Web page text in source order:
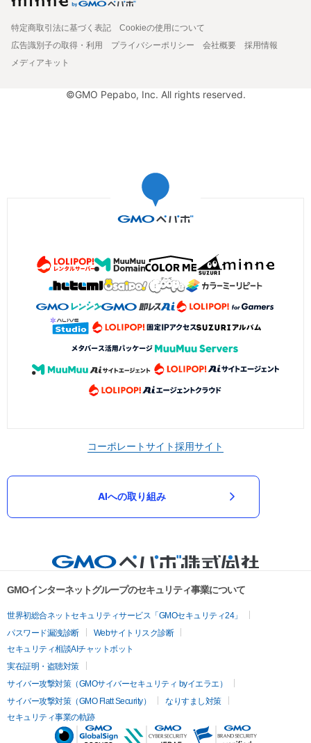
特定商取引法に基づく表記
Cookieの使用について
広告識別子の取得・利用
プライバシーポリシー 会社概要
採用情報
メディアキット
©GMO Pepabo, Inc. All rights reserved.
コーポレートサイト採用サイト
AIへの取り組み
GMOインターネットグループのセキュリティ事業について
世界初総合ネットセキュリティサービス「GMOセキュリティ24」
パスワード漏洩診断
Webサイトリスク診断
セキュリティ相談AIチャットボット
実在証明・盗聴対策
サイバー攻撃対策（GMOサイバーセキュリティ byイエラエ）
サイバー攻撃対策（GMO Flatt Security）
なりすまし対策
セキュリティ事業の軌跡